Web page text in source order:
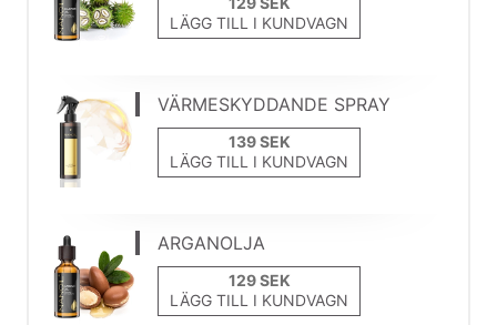
LÄGG TILL I KUNDVAGN
VÄRMESKYDDANDE SPRAY
LÄGG TILL I KUNDVAGN
ARGANOLJA
LÄGG TILL I KUNDVAGN